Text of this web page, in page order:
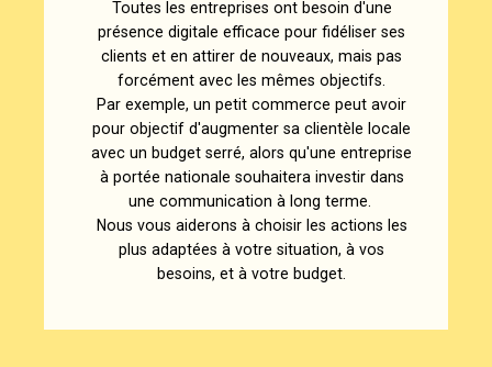
Toutes les entreprises ont besoin d'une
présence digitale efficace pour fidéliser ses
clients et en attirer de nouveaux, mais pas
forcément avec les mêmes objectifs.
Par exemple, un petit commerce peut avoir
pour objectif d'augmenter sa clientèle locale
avec un budget serré, alors qu'une entreprise
à portée nationale souhaitera investir dans
une communication à long terme.
Nous vous aiderons à choisir les actions les
plus adaptées à votre situation, à vos
besoins, et à votre budget.